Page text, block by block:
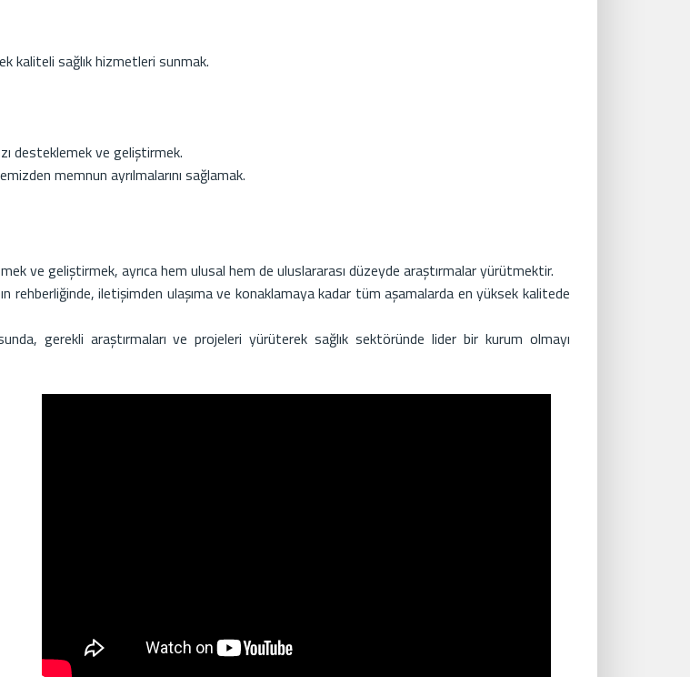
kaliteli sağlık hizmetleri sunmak.
desteklemek ve geliştirmek.
memnun ayrılmalarını sağlamak.
ve geliştirmek, ayrıca hem ulusal hem de uluslararası düzeyde araştırmalar yürütmektir.
rehberliğinde, iletişimden ulaşıma ve konaklamaya kadar tüm aşamalarda en yüksek kalitede
gerekli araştırmaları ve projeleri yürüterek sağlık sektöründe lider bir kurum olmayı